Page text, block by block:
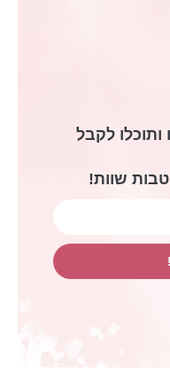
ותוכלו לקבל
שוות!